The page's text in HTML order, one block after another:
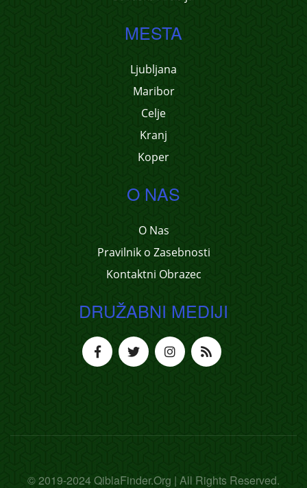
MESTA
Ljubljana
Maribor
Celje
Kranj
Koper
O NAS
O Nas
Pravilnik o Zasebnosti
Kontaktni Obrazec
DRUŽABNI MEDIJI
© 2019-2024 QiblaFinder.Org | All Rights Reserved.